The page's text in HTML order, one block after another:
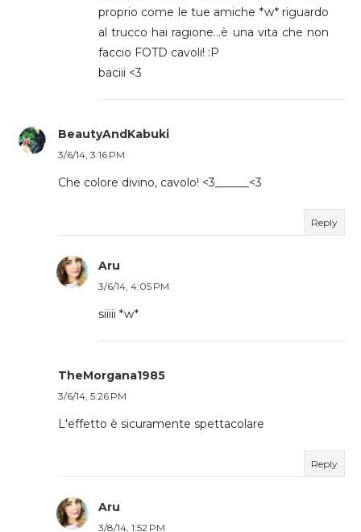
proprio come le tue amiche *w* riguardo
al trucco hai ragione...è una vita che non
faccio FOTD cavoli! :P
baciii <3
BeautyAndKabuki
3/6/14, 3:16 PM
Che colore divino, cavolo! <3______<3
Reply
Aru
3/6/14, 4:05 PM
siiiii *w*
TheMorgana1985
3/6/14, 5:26 PM
L'effetto è sicuramente spettacolare
Reply
Aru
3/8/14, 1:52 PM